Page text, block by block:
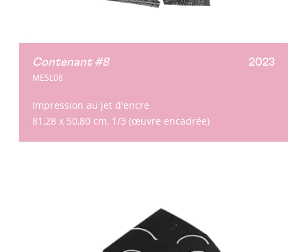
Contenant #8
2023
MESL08
Impression au jet d'encre
81,28 x 50,80 cm, 1/3 (œuvre encadrée)